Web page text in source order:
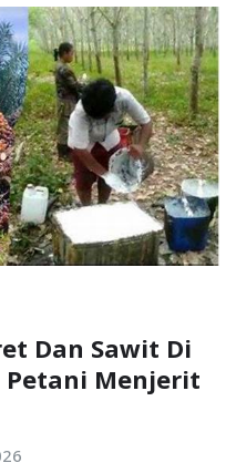
Dan Sawit Di
Petani Menjerit